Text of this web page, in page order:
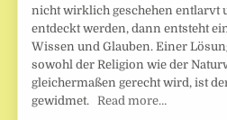
nicht wirklich geschehen entlarvt
entdeckt werden, dann entsteht
Wissen und Glauben. Einer
sowohl der Religion wie der
gleichermaßen gerecht wird, ist
gewidmet. Read more…